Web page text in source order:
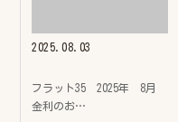
2025.08.03
フラット35 2025年 8月
金利のお…